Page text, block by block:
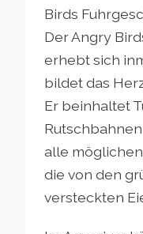
Birds
Der Angry
erhebt sich
bildet das
Er beinhaltet
alle
die von den
versteckten